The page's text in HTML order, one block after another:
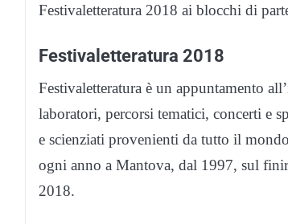
Festivaletteratura 2018 ai blocchi di
Festivaletteratura 2018
Festivaletteratura è un appuntamento
laboratori, percorsi tematici, concerti e
e scienziati provenienti da tutto il
ogni anno a Mantova, dal 1997, sul
2018.